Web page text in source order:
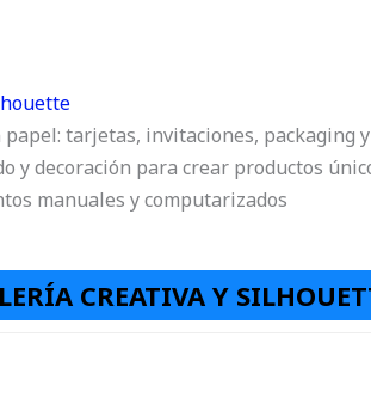
tarjetas, invitaciones, packaging y
y decoración para crear productos
manuales y computarizados
CREATIVA Y